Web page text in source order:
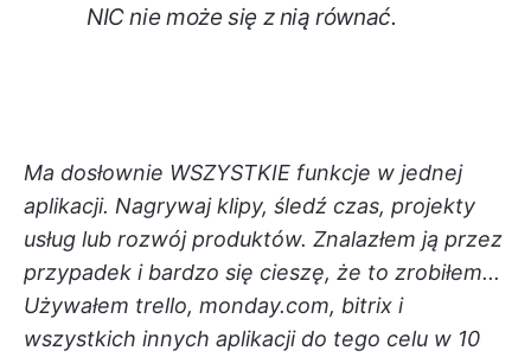
NIC nie może się z nią równać.
Ma dosłownie WSZYSTKIE funkcje w jednej
aplikacji. Nagrywaj klipy, śledź czas, projekty
usług lub rozwój produktów. Znalazłem ją przez
przypadek i bardzo się cieszę, że to zrobiłem...
Używałem trello, monday.com, bitrix i
wszystkich innych aplikacji do tego celu w 10